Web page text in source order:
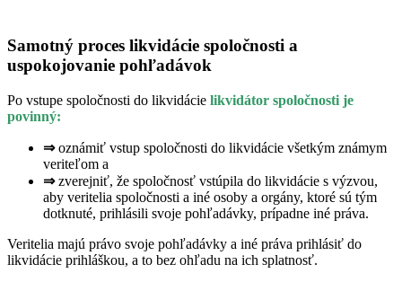
Samotný proces likvidácie spoločnosti a
uspokojovanie pohľadávok
Po vstupe spoločnosti do likvidácie likvidátor spoločnosti je
povinný:
⇒oznámiť vstup spoločnosti do likvidácie všetkým známym
veriteľom a
⇒zverejniť, že spoločnosť vstúpila do likvidácie s výzvou,
aby veritelia spoločnosti a iné osoby a orgány, ktoré sú tým
dotknuté, prihlásili svoje pohľadávky, prípadne iné práva.
Veritelia majú právo svoje pohľadávky a iné práva prihlásiť do
likvidácie prihláškou, a to bez ohľadu na ich splatnosť.